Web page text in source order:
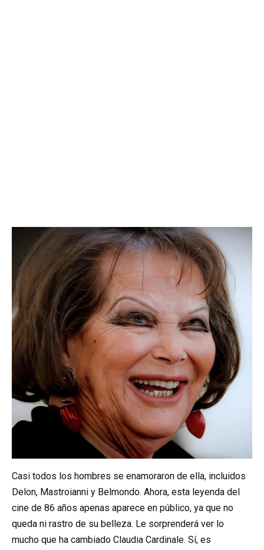
Casi todos los hombres se enamoraron de ella, incluidos
Delon, Mastroianni y Belmondo. Ahora, esta leyenda del
cine de 86 años apenas aparece en público, ya que no
queda ni rastro de su belleza. Le sorprenderá ver lo
mucho que ha cambiado Claudia Cardinale. Sí, es